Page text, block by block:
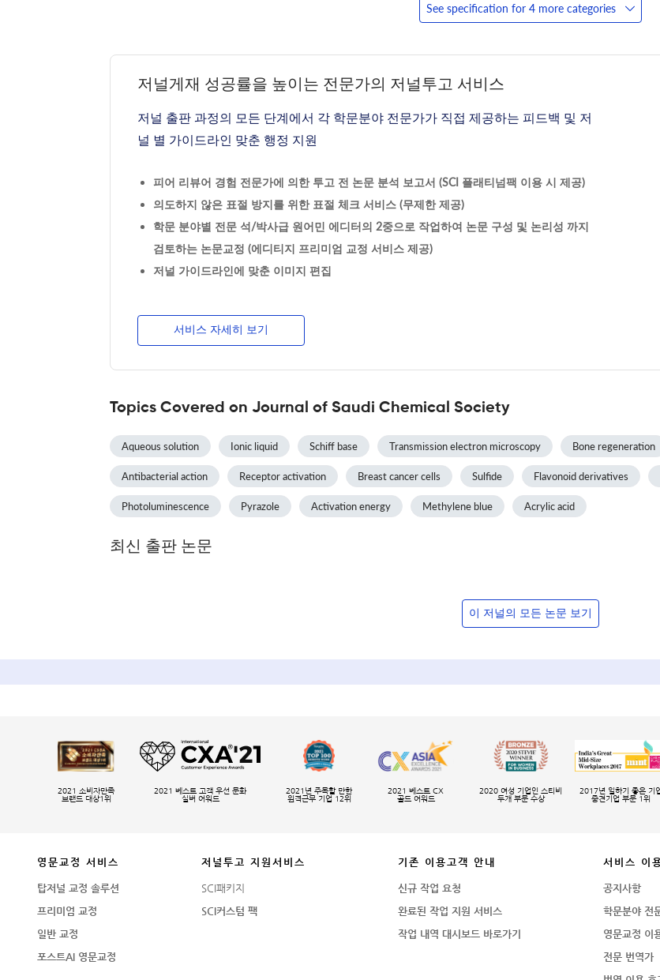
See specification for 4 more categories
저널게재 성공률을 높이는 전문가의 저널투고 서비스
저널 출판 과정의 모든 단계에서 각 학문분야 전문가가 직접 제공하는 피드백 및 저
널 별 가이드라인 맞춘 행정 지원
피어 리뷰어 경험 전문가에 의한 투고 전 논문 분석 보고서 (SCI 플래티넘팩 이용 시 제공)
의도하지 않은 표절 방지를 위한 표절 체크 서비스 (무제한 제공)
학문 분야별 전문 석/박사급 원어민 에디터의 2중으로 작업하여 논문 구성 및 논리성 까지
검토하는 논문교정 (에디티지 프리미엄 교정 서비스 제공)
저널 가이드라인에 맞춘 이미지 편집
서비스 자세히 보기
Topics Covered on Journal of Saudi Chemical Society
Aqueous solution Ionic liquid Schiff base Transmission electron microscopy Bone regeneration
Antibacterial action Receptor activation Breast cancer cells Sulfide Flavonoid derivatives
Photoluminescence Pyrazole Activation energy Methylene blue Acrylic acid
최신 출판 논문
이 저널의 모든 논문 보기